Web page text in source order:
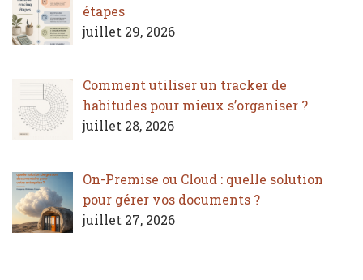
étapes
juillet 29, 2026
Comment utiliser un tracker de
habitudes pour mieux s’organiser ?
juillet 28, 2026
On-Premise ou Cloud : quelle solution
pour gérer vos documents ?
juillet 27, 2026